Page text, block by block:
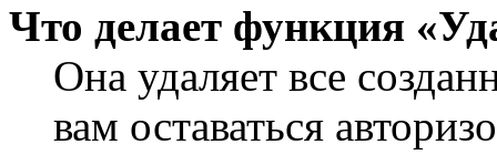
Что делает функция
Она удаляет все
вам оставаться